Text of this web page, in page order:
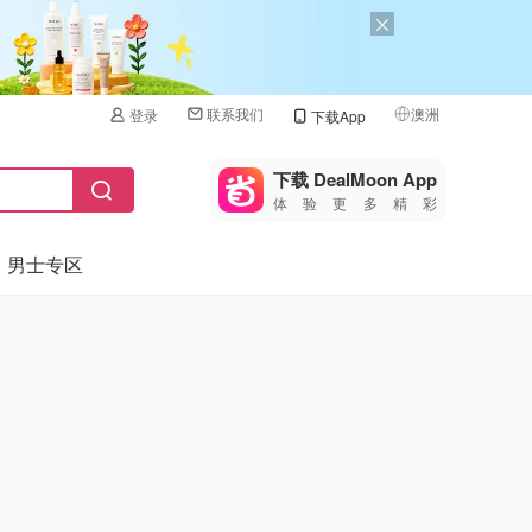
登录 联系我们 下载App 澳洲
🇺🇸
🇨🇳 中国
下载 DealMoon App
体验更多精彩
男士专区